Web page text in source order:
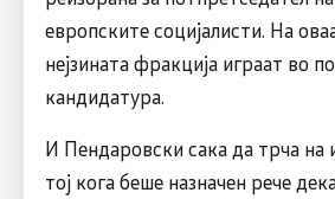
европските социјалисти. На
нејзината фракција играат во
кандидатура.
И Пендаровски сака да трча на
тој кога беше назначен рече